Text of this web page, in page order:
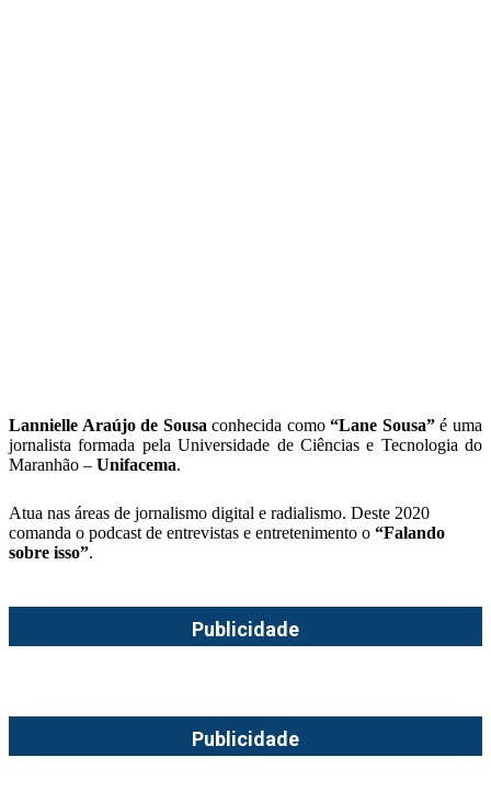
Lannielle Araújo de Sousa conhecida como“Lane Sousa”é uma
jornalista formada pela Universidade de Ciências e Tecnologia do
Maranhão – Unifacema.
Atua nas áreas de jornalismo digital e radialismo. Deste 2020
comanda o podcast de entrevistas e entretenimento o “Falando
sobre isso”.
Publicidade
Publicidade